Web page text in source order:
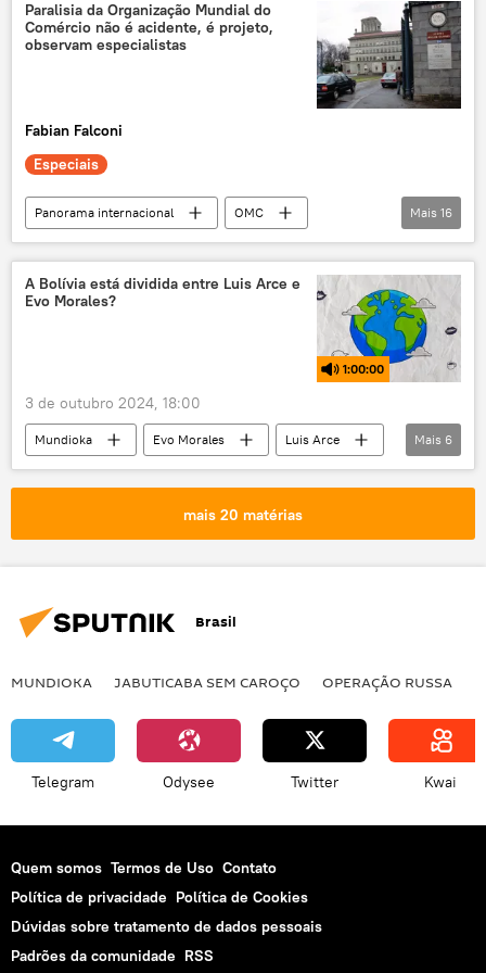
Porto de Santos
Produto Interno Bruto
Rotas de Integração Sul-Americana
exportações
Paralisia da Organização Mundial do
Comércio não é acidente, é projeto,
observam especialistas
Fabian Falconi
Especiais
Panorama internacional
OMC
Organização Mundial do Comércio
Américas
Economia
Estados Unidos
Ocidente
Fundo Monetário Internacional
Banco Mundial
acordos de Bretton Woods
exclusiva
EUA
Mais 16
A Bolívia está dividida entre Luis Arce e
Evo Morales?
1:00:00
3 de outubro 2024, 18:00
Mundioka Evo Morales
Luis Arce
Américas
Bolívia
América Latina
rádio podcast
Mais 6
mais 20 matérias
Brasil
MUNDIOKA JABUTICABA SEM CAROÇO OPERAÇÃO RUSSA
Telegram Odysee Twitter Kwai
Quem somos Termos de Uso Contato
Política de privacidade Política de Cookies
Dúvidas sobre tratamento de dados pessoais
Padrões da comunidade RSS